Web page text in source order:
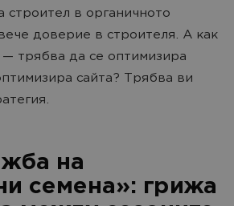
строител в органичното
доверие в строителя. А как
трябва да се оптимизира
сайта? Трябва ви
на
семена»: грижа